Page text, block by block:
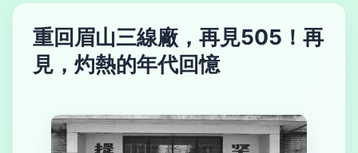
重回眉山三線廠，再見505！再
見，灼熱的年代回憶